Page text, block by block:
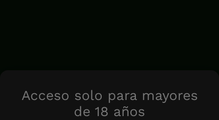
Acceso solo para mayores
de 18 años